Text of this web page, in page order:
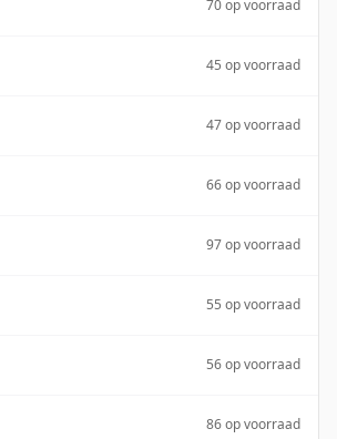
70 op voorraad
45 op voorraad
47 op voorraad
66 op voorraad
97 op voorraad
55 op voorraad
56 op voorraad
86 op voorraad